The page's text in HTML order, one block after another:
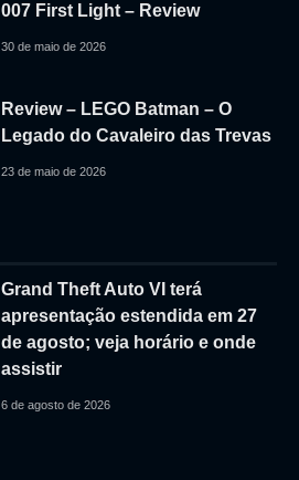
007 First Light – Review
30 de maio de 2026
Review – LEGO Batman – O
Legado do Cavaleiro das Trevas
23 de maio de 2026
Grand Theft Auto VI terá
apresentação estendida em 27
de agosto; veja horário e onde
assistir
6 de agosto de 2026